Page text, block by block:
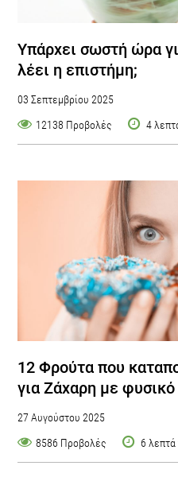
Υπάρχει σωστή ώρα
λέει η επιστήμη;
03 Σεπτεμβρίου 2025
12138 Προβολές
4
12 Φρούτα που
για Ζάχαρη με
27 Αυγούστου 2025
8586 Προβολές
6 λεπτά